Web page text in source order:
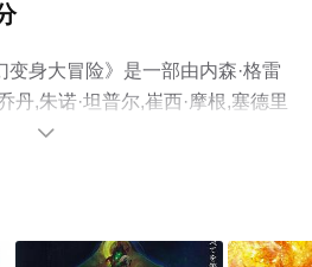
身大冒险》是一部由内森·格雷
丹,朱诺·坦普尔,崔西·摩根,塞德里
斯蒂娜·马查
未删减完整版电影大全就上飘
